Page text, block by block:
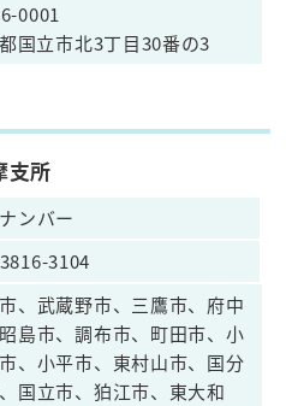
0001
国立市北3丁目30番の3
所
ンバー
3104
、武蔵野市、三鷹市、府中
島市、調布市、町田市、小
、小平市、東村山市、国分
国立市、狛江市、東大和